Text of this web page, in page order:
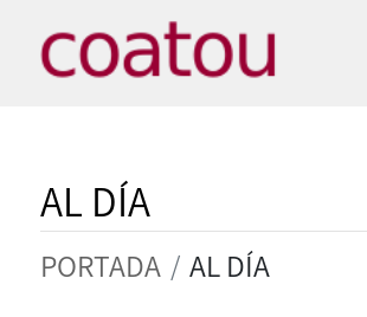
AL DÍA
PORTADA AL DÍA